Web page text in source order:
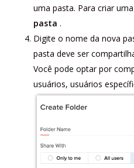
uma pasta. Para criar
pasta .
Digite o nome da nova
pasta deve ser
Você pode optar por
usuários, usuários